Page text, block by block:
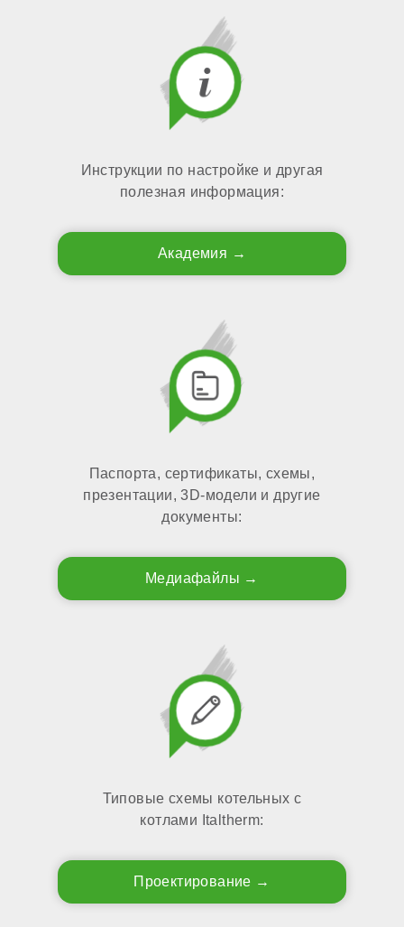
Инструкции по настройке и другая
полезная информация:
Академия
Паспорта, сертификаты, схемы,
презентации, 3D-модели и другие
документы:
Медиафайлы
Типовые схемы котельных с
котлами Italtherm:
Проектирование